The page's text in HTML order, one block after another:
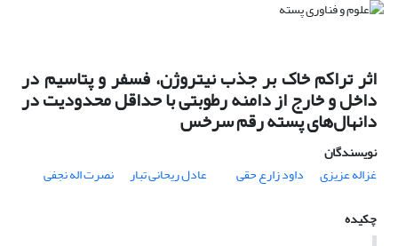
اثر تراکم خاک بر جذب نیتروژن، فسفر و پتاسیم در
داخل و خارج از دامنه رطوبتی با حداقل محدودیت در
دانهال‌های پسته رقم سرخس
نویسندگان
غزاله عزیزی
داود زارع حقی عادل ریحانی تبار
نصرت اله نجفی
چکیده